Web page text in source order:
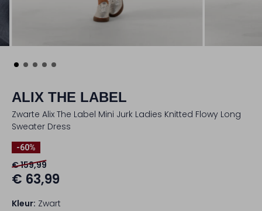
ALIX THE LABEL
Zwarte Alix The Label Mini Jurk Ladies Knitted Flowy Long
Sweater Dress
-60%
€ 159,99
€ 63,99
Kleur: Zwart